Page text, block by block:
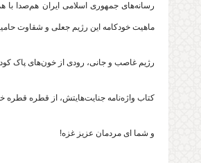
رسانه‌‌های جمهوری اسلامی ایران هم‌صدا با
ماهیت خودکامه این رژیم جعلی و شقاوت
رژیم غاصب و جانی، رودی از خون‌های پاک
کتاب واژه‌نامه جنایت‌هایتش، از قطره
و شما ای مردمان عزیز غزه!